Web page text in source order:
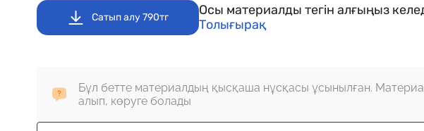
Сатып алу 790тг
Осы материалды тегін алғыңыз
Толығырақ
Бұл бетте материалдың қысқаша нұсқасы ұсынылған.
алып, көруге болады